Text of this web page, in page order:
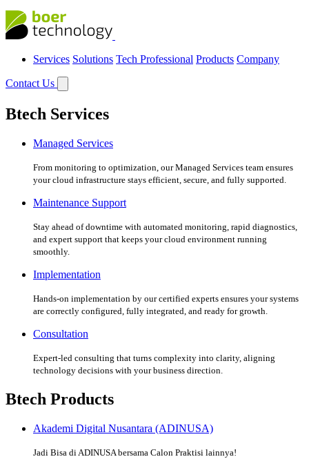
Services Solutions Tech Professional Products Company
Contact Us
Btech Services
Managed Services
From monitoring to optimization, our Managed Services team ensures
your cloud infrastructure stays efficient, secure, and fully supported.
Maintenance Support
Stay ahead of downtime with automated monitoring, rapid diagnostics,
and expert support that keeps your cloud environment running
smoothly.
Implementation
Hands-on implementation by our certified experts ensures your systems
are correctly configured, fully integrated, and ready for growth.
Consultation
Expert-led consulting that turns complexity into clarity, aligning
technology decisions with your business direction.
Btech Products
Akademi Digital Nusantara (ADINUSA)
Jadi Bisa di ADINUSA bersama Calon Praktisi lainnya!